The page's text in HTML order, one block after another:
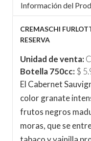
Información del
CREMASCHI
RESERVA
Unidad de venta:
Botella 750cc:$
El Cabernet
color granate
frutos negros
moras, que se